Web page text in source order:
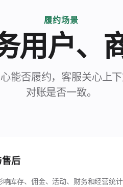
履约场景
用户、
能否履约，客服关心上
对账是否一致。
后
响库存、佣金、活动、财务和经营统